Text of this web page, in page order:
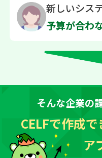
新しいシス
予算が合わ
そんな企業の
CELFで作成
ア